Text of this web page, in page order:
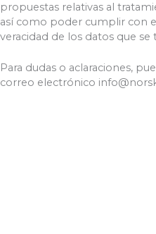
propuestas relativas al
así como poder cumplir con
veracidad de los datos que se
Para dudas o aclaraciones,
correo electrónico